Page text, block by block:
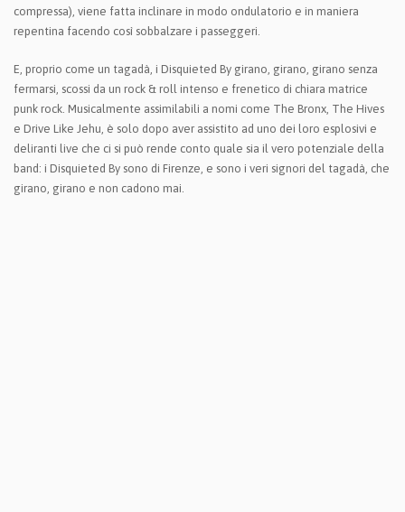
compressa), viene fatta inclinare in modo ondulatorio e in maniera
repentina facendo così sobbalzare i passeggeri.
E, proprio come un tagadà, i Disquieted By girano, girano, girano senza
fermarsi, scossi da un rock & roll intenso e frenetico di chiara matrice
punk rock. Musicalmente assimilabili a nomi come The Bronx, The Hives
e Drive Like Jehu, è solo dopo aver assistito ad uno dei loro esplosivi e
deliranti live che ci si può rende conto quale sia il vero potenziale della
band: i Disquieted By sono di Firenze, e sono i veri signori del tagadà, che
girano, girano e non cadono mai.